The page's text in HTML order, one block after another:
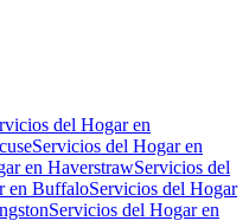
del Hogar en
Servicios del Hogar en
en HaverstrawServicios del
en BuffaloServicios del Hogar
Servicios del Hogar en